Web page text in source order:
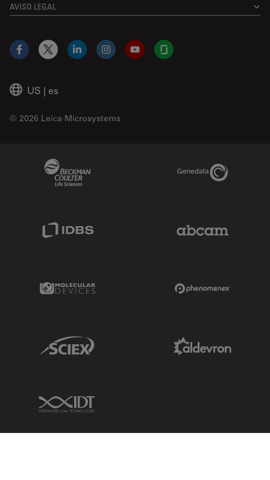
AVISO LEGAL
US | es
© 2026 Leica Microsystems
Facebook
X LinkedInInstagramYouTubeGlassdoor
Genedata Link
Molecular Devices Link
Sciex Link
IDT Link